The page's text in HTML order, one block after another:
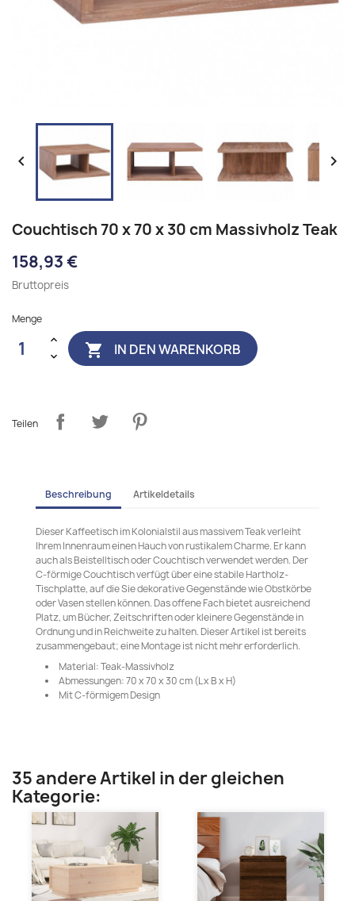
 
Couchtisch 70 x 70 x 30 cm Massivholz Teak
158,93 €
Bruttopreis
Menge
 IN DEN WARENKORB
Teilen
Beschreibung Artikeldetails
Dieser Kaffeetisch im Kolonialstil aus massivem Teak verleiht
Ihrem Innenraum einen Hauch von rustikalem Charme. Er kann
auch als Beistelltisch oder Couchtisch verwendet werden. Der
C-förmige Couchtisch verfügt über eine stabile Hartholz-
Tischplatte, auf die Sie dekorative Gegenstände wie Obstkörbe
oder Vasen stellen können. Das offene Fach bietet ausreichend
Platz, um Bücher, Zeitschriften oder kleinere Gegenstände in
Ordnung und in Reichweite zu halten. Dieser Artikel ist bereits
zusammengebaut; eine Montage ist nicht mehr erforderlich.
Material: Teak-Massivholz
Abmessungen: 70 x 70 x 30 cm (L x B x H)
Mit C-förmigem Design
35 andere Artikel in der gleichen
Kategorie: